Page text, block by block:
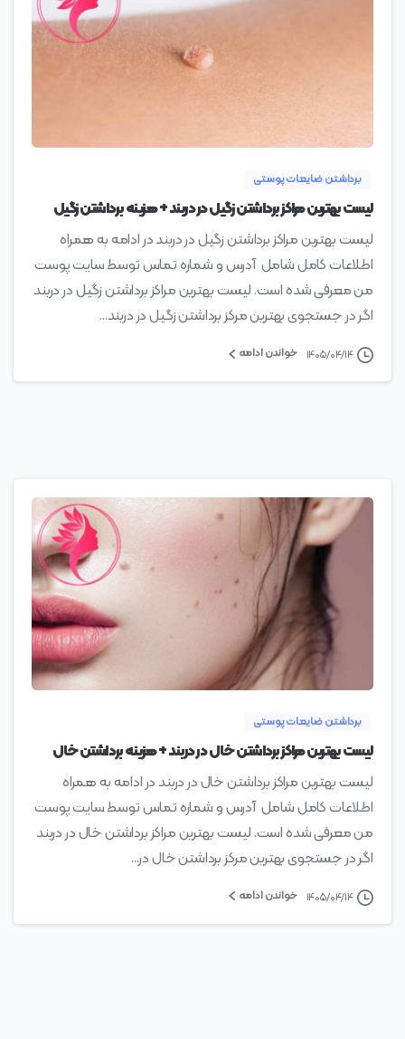
برداشتن ضایعات پوستی
لیست بهترین مراکز برداشتن زگیل در دربند + هزینه برداشتن زگیل
لیست بهترین مراکز برداشتن زگیل در دربند در ادامه به همراه
اطلاعات کامل شامل آدرس و شماره تماس توسط سایت پوست
من معرفی شده است. لیست بهترین مراکز برداشتن زگیل در دربند
اگر در جستجوی بهترین مرکز برداشتن زگیل در دربند...
۱۴۰۵/۰۴/۱۴ خواندن ادامه
0
برداشتن ضایعات پوستی
لیست بهترین مراکز برداشتن خال در دربند + هزینه برداشتن خال
لیست بهترین مراکز برداشتن خال در دربند در ادامه به همراه
اطلاعات کامل شامل آدرس و شماره تماس توسط سایت پوست
من معرفی شده است. لیست بهترین مراکز برداشتن خال در دربند
اگر در جستجوی بهترین مرکز برداشتن خال در...
۱۴۰۵/۰۴/۱۴ خواندن ادامه